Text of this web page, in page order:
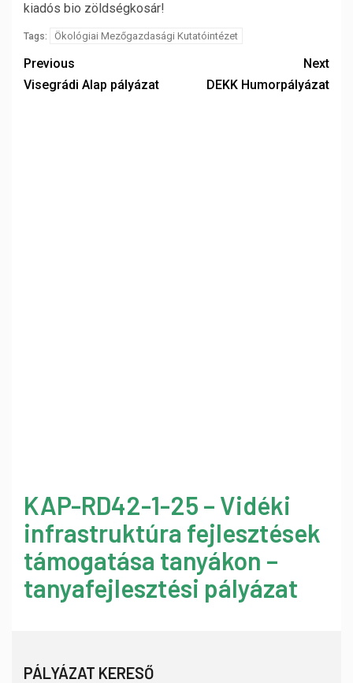
kiadós bio zöldségkosár!
Tags: Ökológiai Mezőgazdasági Kutatóintézet
Previous
Visegrádi Alap pályázat
Next
DEKK Humorpályázat
KAP-RD42-1-25 – Vidéki
infrastruktúra fejlesztések
támogatása tanyákon –
tanyafejlesztési pályázat
PÁLYÁZAT KERESŐ